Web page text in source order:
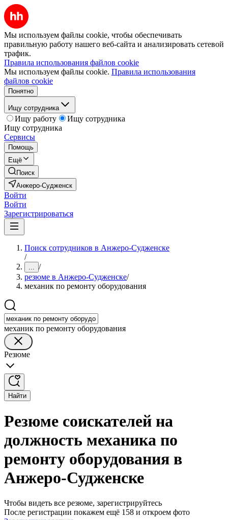
Мы используем файлы cookie, чтобы обеспечивать
правильную работу нашего веб-сайта и анализировать сетевой
трафик.
Правила использования файлов cookie
Мы используем файлы cookie. Правила использования
файлов cookie
Понятно
Ищу сотрудника
Ищу работу
Ищу сотрудника
Ищу сотрудника
Сервисы
Помощь
Ещё
Поиск
Анжеро-Судженск
Войти
Войти
Зарегистрироваться
Поиск сотрудников в Анжеро-Судженске
/
... /
резюме в Анжеро-Судженске/
механик по ремонту оборудования
механик по ремонту оборудования
Резюме
Найти
Резюме соискателей на
должность механика по
ремонту оборудования в
Анжеро-Судженске
Чтобы видеть все резюме, зарегистрируйтесь
После регистрации покажем ещё 158 и откроем фото